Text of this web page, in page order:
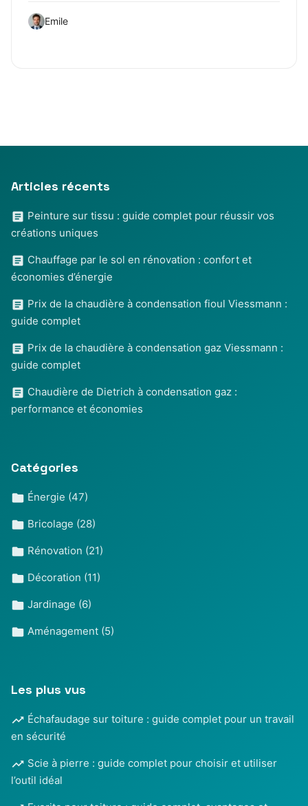
Emile
Articles récents
Peinture sur tissu : guide complet pour réussir vos
créations uniques
Chauffage par le sol en rénovation : confort et
économies d’énergie
Prix de la chaudière à condensation fioul Viessmann :
guide complet
Prix de la chaudière à condensation gaz Viessmann :
guide complet
Chaudière de Dietrich à condensation gaz :
performance et économies
Catégories
Énergie (47)
Bricolage (28)
Rénovation (21)
Décoration (11)
Jardinage (6)
Aménagement (5)
Les plus vus
Échafaudage sur toiture : guide complet pour un travail
en sécurité
Scie à pierre : guide complet pour choisir et utiliser
l’outil idéal